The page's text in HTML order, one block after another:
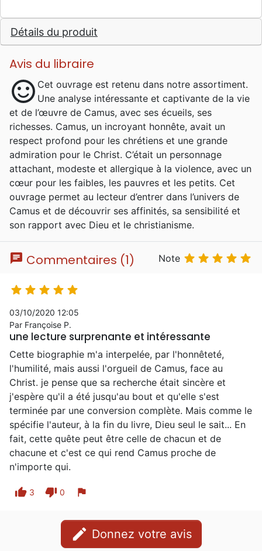
Détails du produit
Avis du libraire
sentiment_satisfied Cet ouvrage est retenu dans notre assortiment.
Une analyse intéressante et captivante de la vie
et de l’œuvre de Camus, avec ses écueils, ses
richesses. Camus, un incroyant honnête, avait un
respect profond pour les chrétiens et une grande
admiration pour le Christ. C’était un personnage
attachant, modeste et allergique à la violence, avec un
cœur pour les faibles, les pauvres et les petits. Cet
ouvrage permet au lecteur d’entrer dans l’univers de
Camus et de découvrir ses affinités, sa sensibilité et
son rapport avec Dieu et le christianisme.
chat Commentaires (1) Note     
    
03/10/2020 12:05
Par Françoise P.
une lecture surprenante et intéressante
Cette biographie m'a interpelée, par l'honnêteté,
l'humilité, mais aussi l'orgueil de Camus, face au
Christ. je pense que sa recherche était sincère et
j'espère qu'il a été jusqu'au bout et qu'elle s'est
terminée par une conversion complète. Mais comme le
spécifie l'auteur, à la fin du livre, Dieu seul le sait... En
fait, cette quête peut être celle de chacun et de
chacune et c'est ce qui rend Camus proche de
n'importe qui.
thumb_up 3 thumb_down 0 flag
edit Donnez votre avis